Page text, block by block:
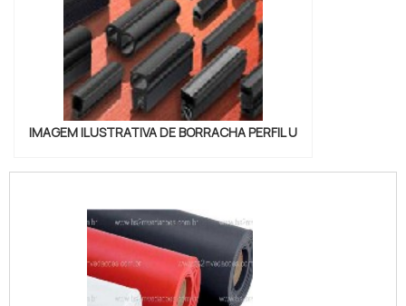
IMAGEM ILUSTRATIVA DE BORRACHA PERFIL U